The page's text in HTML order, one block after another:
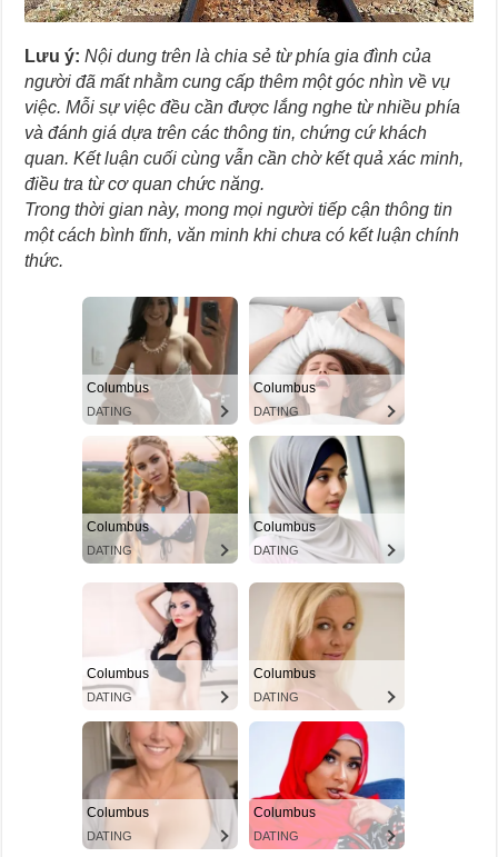
Lưu ý: Nội dung trên là chia sẻ từ phía gia đình của
người đã mất nhằm cung cấp thêm một góc nhìn về vụ
việc. Mỗi sự việc đều cần được lắng nghe từ nhiều phía
và đánh giá dựa trên các thông tin, chứng cứ khách
quan. Kết luận cuối cùng vẫn cần chờ kết quả xác minh,
điều tra từ cơ quan chức năng.
Trong thời gian này, mong mọi người tiếp cận thông tin
một cách bình tĩnh, văn minh khi chưa có kết luận chính
thức.